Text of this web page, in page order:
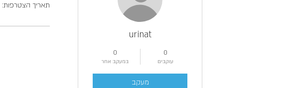
תאריך הצטרפות: 22 ביולי 2021
urinat
0
עוקבים
0
במעקב אחר
מעקב